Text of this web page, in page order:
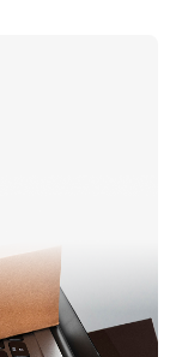
мм,
выполнены из
из дуба.